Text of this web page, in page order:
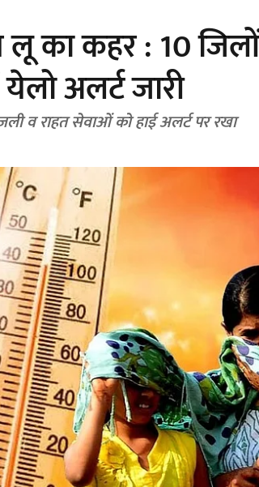
का कहर : 10
अलर्ट जारी
व राहत सेवाओं को हाई अलर्ट पर रखा